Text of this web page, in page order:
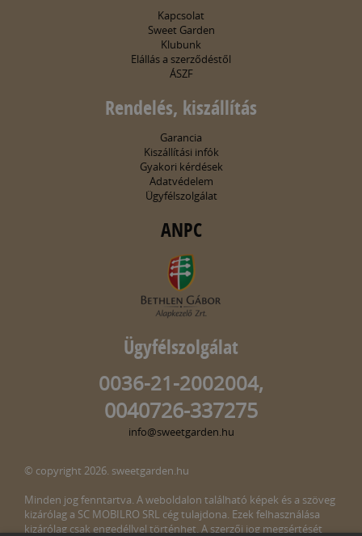
Kapcsolat
Sweet Garden
Klubunk
Elállás a szerződéstől
ÁSZF
Rendelés, kiszállítás
Garancia
Kiszállítási infók
Gyakori kérdések
Adatvédelem
Ügyfélszolgálat
ANPC
Ügyfélszolgálat
0036-21-2002004,
0040726-337275
info@sweetgarden.hu
© copyright 2026. sweetgarden.hu
Minden jog fenntartva. A weboldalon található képek és a szöveg
kizárólag a SC MOBILRO SRL cég tulajdona. Ezek felhasználása
kizárólag csak engedéllyel történhet. A szerzői jog megsértését